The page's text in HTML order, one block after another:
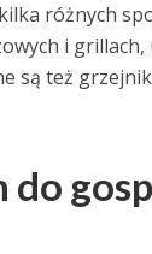
różnych
i grillach,
są też
do